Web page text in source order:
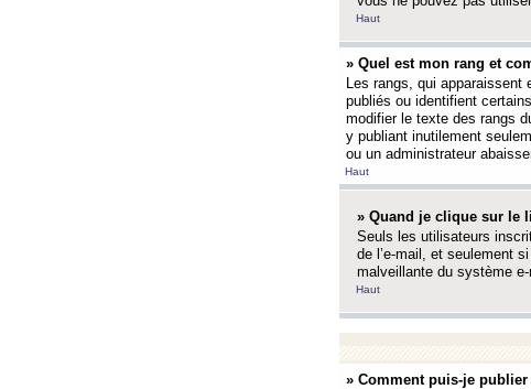
Haut
» Quel est mon rang et
Les rangs, qui apparaissent
publiés ou identifient
modifier le texte des rangs
y publiant inutilement
ou un administrateur
Haut
» Quand je clique sur le
Seuls les utilisateurs
de l’e-mail, et seulement
malveillante du système
Haut
» Comment puis-je